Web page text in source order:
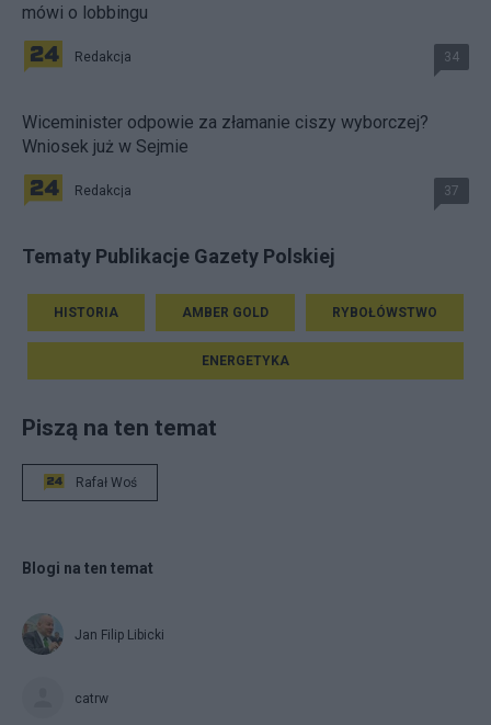
mówi o lobbingu
Redakcja 34
Wiceminister odpowie za złamanie ciszy wyborczej?
Wniosek już w Sejmie
Redakcja 37
Tematy Publikacje Gazety Polskiej
HISTORIA AMBER GOLD RYBOŁÓWSTWO
ENERGETYKA
Piszą na ten temat
Rafał Woś
Blogi na ten temat
Jan Filip Libicki
catrw